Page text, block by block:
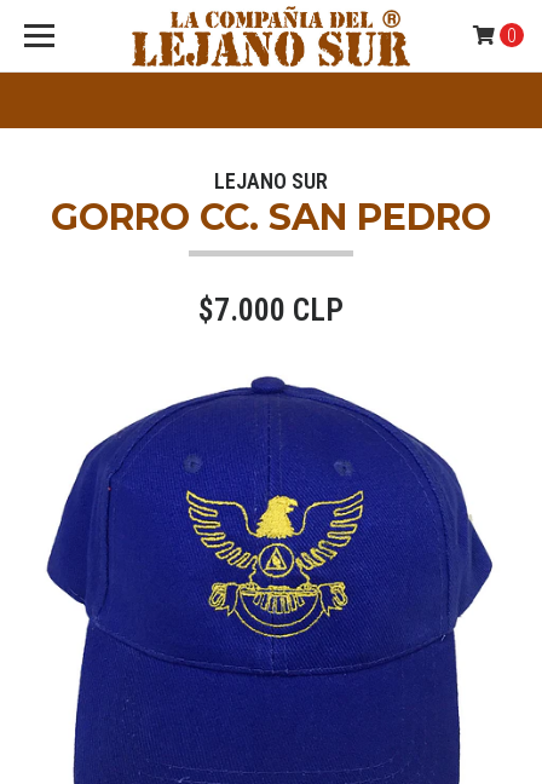
0
LEJANO SUR
GORRO CC. SAN PEDRO
$7.000 CLP